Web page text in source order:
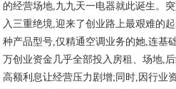
的经营场地,九九天一电器就此诞生。
入三重绝境,迎来了创业路上最艰难的
种产品型号,仅精通空调业务的她,连基
万创业资金几乎全部投入房租、场地,
高额利息让经营压力剧增;同时,因行业